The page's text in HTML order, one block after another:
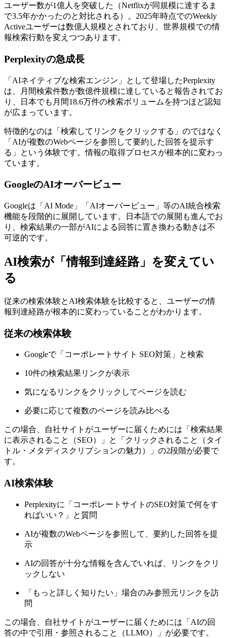
ユーザー数が1億人を突破した（Netflixが同規模に達するま
で3.5年かかったのと対比される）。2025年時点でのWeekly
Activeユーザーは数億人規模とされており、世界規模での情
報検索行動を変えつつあります。
Perplexityの急成長
「AIネイティブな検索エンジン」として登場したPerplexity
は、月間検索件数が数億件規模に達していると報告されてお
り、日本でも月間18.6万件の検索ボリュームを持つほど認知
が広まっています。
特徴的なのは「検索してリンクをクリックする」のではなく
「AIが複数のWebページを参照して要約した回答を提示す
る」という体験です。情報の取得プロセスが根本的に変わっ
ています。
GoogleのAIオーバービュー
Googleは「AI Mode」「AIオーバービュー」等のAI統合検索
機能を段階的に展開しています。日本語での展開も進んでお
り、検索結果の一部がAIによる回答に置き換わる動きは不
可逆的です。
AI検索が「情報到達経路」を変えてい
る
従来の検索体験とAI検索体験を比較すると、ユーザーの情
報到達経路が根本的に変わっていることがわかります。
従来の検索体験
Googleで「コーポレートサイト SEO対策」と検索
10件の検索結果リンクが表示
気になるリンクをクリックしてページを読む
必要に応じて複数のページを読み比べる
この場合、自社サイトがユーザーに届くためには「検索結果
に表示されること（SEO）」と「クリックされること（タイ
トル・メタディスクリプションの魅力）」の2段階が必要で
す。
AI検索体験
Perplexityに「コーポレートサイトのSEO対策で何をす
ればいい？」と質問
AIが複数のWebページを参照して、要約した回答を提
示
AIの回答が十分な情報を含んでいれば、リンクをクリ
ックしない
「もっと詳しく知りたい」場合のみ参照元リンクを訪
問
この場合、自社サイトがユーザーに届くためには「AIの回
答の中で引用・参照されること（LLMO）」が必要です。